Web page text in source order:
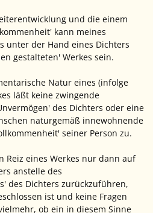
und die einem
kann meines
unter der Hand eines Dichters
gestalteten' Werkes sein.
Natur eines (infolge
läßt keine zwingende
des Dichters oder eine
naturgemäß innewohnende
seiner Person zu.
Reiz eines Werkes nur dann auf
anstelle des
des Dichters zurückzuführen,
ist und keine Fragen
ob ein in diesem Sinne